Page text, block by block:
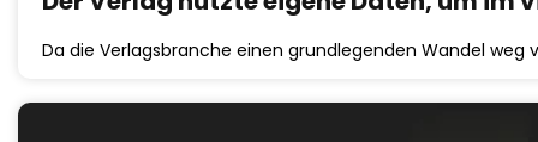
Da die Verlagsbranche einen grundlegenden Wandel